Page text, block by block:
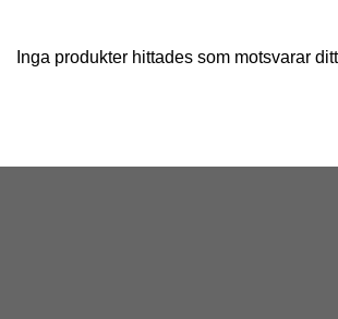
Inga produkter hittades som motsvarar